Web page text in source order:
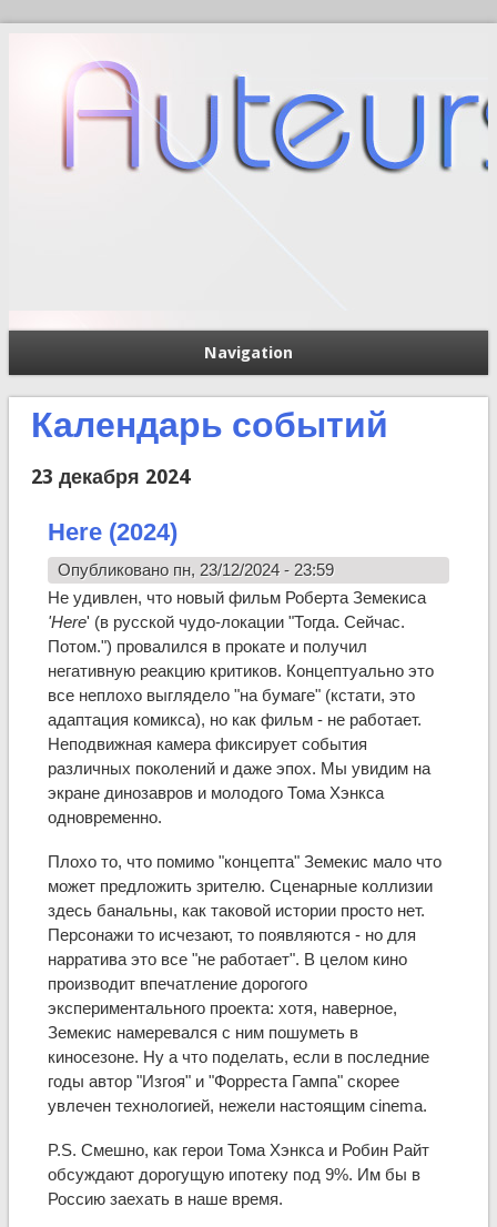
Navigation
Календарь событий
23 декабря 2024
Here (2024)
Опубликовано пн, 23/12/2024 - 23:59
Не удивлен, что новый фильм Роберта Земекиса
'Here' (в русской чудо-локации "Тогда. Сейчас.
Потом.") провалился в прокате и получил
негативную реакцию критиков. Концептуально это
все неплохо выглядело "на бумаге" (кстати, это
адаптация комикса), но как фильм - не работает.
Неподвижная камера фиксирует события
различных поколений и даже эпох. Мы увидим на
экране динозавров и молодого Тома Хэнкса
одновременно.
Плохо то, что помимо "концепта" Земекис мало что
может предложить зрителю. Сценарные коллизии
здесь банальны, как таковой истории просто нет.
Персонажи то исчезают, то появляются - но для
нарратива это все "не работает". В целом кино
производит впечатление дорогого
экспериментального проекта: хотя, наверное,
Земекис намеревался с ним пошуметь в
киносезоне. Ну а что поделать, если в последние
годы автор "Изгоя" и "Форреста Гампа" скорее
увлечен технологией, нежели настоящим cinema.
P.S. Смешно, как герои Тома Хэнкса и Робин Райт
обсуждают дорогущую ипотеку под 9%. Им бы в
Россию заехать в наше время.
Форма поиска